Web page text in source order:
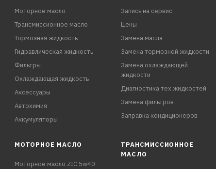
Моторное масло
Трансмиссионное масло
Тормозная жидкость
Гидравлическая жидкость
Фильтры
Охлаждающая жидкость
Аксессуары
Автохимия
Аккумуляторы
Запись на сервис
Цены
Замена масла
Замена тормозной жидкости
Замена охлаждающей
жидкости
Диагностика тех.жидкостей
Замена фильтров
Заправка кондиционеров
МОТОРНОЕ МАСЛО
Моторное масло ZIC 5w40
ТРАНСМИССИОННОЕ
МАСЛО